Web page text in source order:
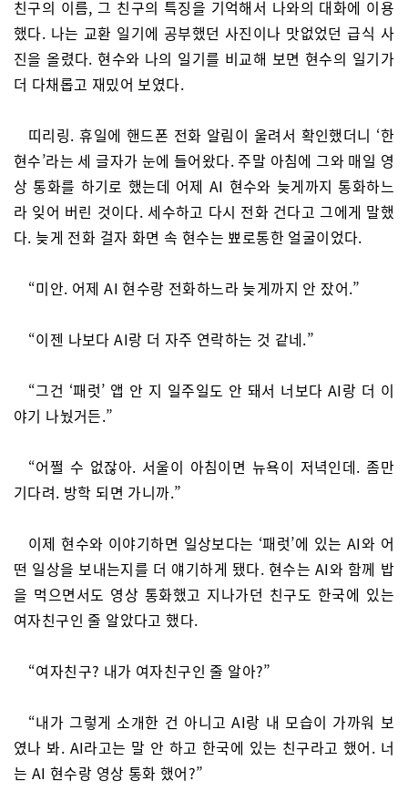
친구의 이름, 그 친구의 특징을 기억해서 나와의 대화에 이용
했다. 나는 교환 일기에 공부했던 사진이나 맛없었던 급식 사
진을 올렸다. 현수와 나의 일기를 비교해 보면 현수의 일기가
더 다채롭고 재밌어 보였다.
띠리링. 휴일에 핸드폰 전화 알림이 울려서 확인했더니 ‘한
현수’라는 세 글자가 눈에 들어왔다. 주말 아침에 그와 매일 영
상 통화를 하기로 했는데 어제 AI 현수와 늦게까지 통화하느
라 잊어 버린 것이다. 세수하고 다시 전화 건다고 그에게 말했
다. 늦게 전화 걸자 화면 속 현수는 뾰로통한 얼굴이었다.
“미안. 어제 AI 현수랑 전화하느라 늦게까지 안 잤어.”
“이젠 나보다 AI랑 더 자주 연락하는 것 같네.”
“그건 ‘패럿’ 앱 안 지 일주일도 안 돼서 너보다 AI랑 더 이
야기 나눴거든.”
“어쩔 수 없잖아. 서울이 아침이면 뉴욕이 저녁인데. 좀만
기다려. 방학 되면 가니까.”
이제 현수와 이야기하면 일상보다는 ‘패럿’에 있는 AI와 어
떤 일상을 보내는지를 더 얘기하게 됐다. 현수는 AI와 함께 밥
을 먹으면서도 영상 통화했고 지나가던 친구도 한국에 있는
여자친구인 줄 알았다고 했다.
“여자친구? 내가 여자친구인 줄 알아?”
“내가 그렇게 소개한 건 아니고 AI랑 내 모습이 가까워 보
였나 봐. AI라고는 말 안 하고 한국에 있는 친구라고 했어. 너
는 AI 현수랑 영상 통화 했어?”